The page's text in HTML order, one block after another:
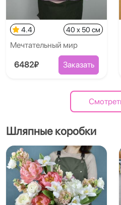
4.4 40 x 50 см
Мечтательный мир
6482₽ Заказать
Шляпные коробки